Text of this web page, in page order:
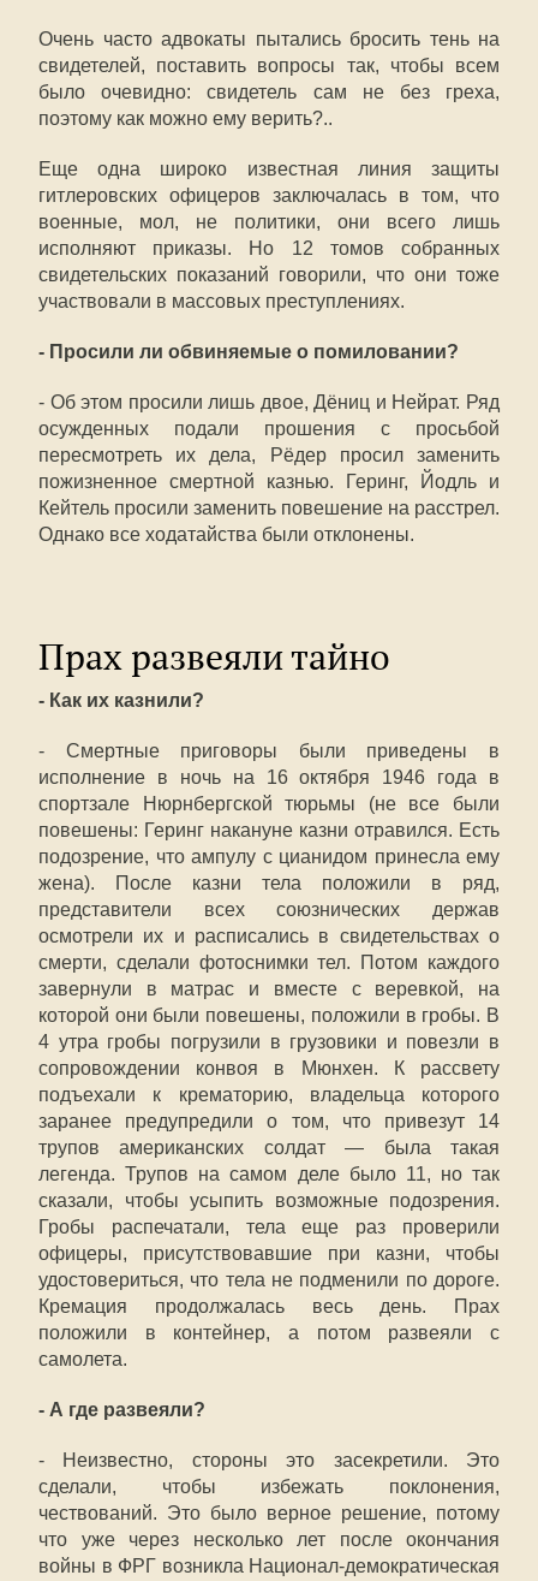
Очень часто адвокаты пытались бросить тень на
свидетелей, поставить вопросы так, чтобы всем
было очевидно: свидетель сам не без греха,
поэтому как можно ему верить?..
Еще одна широко известная линия защиты
гитлеровских офицеров заключалась в том, что
военные, мол, не политики, они всего лишь
исполняют приказы. Но 12 томов собранных
свидетельских показаний говорили, что они тоже
участвовали в массовых преступлениях.
- Просили ли обвиняемые о помиловании?
- Об этом просили лишь двое, Дёниц и Нейрат. Ряд
осужденных подали прошения с просьбой
пересмотреть их дела, Рёдер просил заменить
пожизненное смертной казнью. Геринг, Йодль и
Кейтель просили заменить повешение на расстрел.
Однако все ходатайства были отклонены.
Прах развеяли тайно
- Как их казнили?
- Смертные приговоры были приведены в
исполнение в ночь на 16 октября 1946 года в
спортзале Нюрнбергской тюрьмы (не все были
повешены: Геринг накануне казни отравился. Есть
подозрение, что ампулу с цианидом принесла ему
жена). После казни тела положили в ряд,
представители всех союзнических держав
осмотрели их и расписались в свидетельствах о
смерти, сделали фотоснимки тел. Потом каждого
завернули в матрас и вместе с веревкой, на
которой они были повешены, положили в гробы. В
4 утра гробы погрузили в грузовики и повезли в
сопровождении конвоя в Мюнхен. К рассвету
подъехали к крематорию, владельца которого
заранее предупредили о том, что привезут 14
трупов американских солдат — была такая
легенда. Трупов на самом деле было 11, но так
сказали, чтобы усыпить возможные подозрения.
Гробы распечатали, тела еще раз проверили
офицеры, присутствовавшие при казни, чтобы
удостовериться, что тела не подменили по дороге.
Кремация продолжалась весь день. Прах
положили в контейнер, а потом развеяли с
самолета.
- А где развеяли?
- Неизвестно, стороны это засекретили. Это
сделали, чтобы избежать поклонения,
чествований. Это было верное решение, потому
что уже через несколько лет после окончания
войны в ФРГ возникла Национал-демократическая